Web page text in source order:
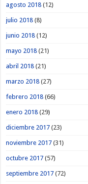
agosto 2018 (12)
julio 2018 (8)
junio 2018 (12)
mayo 2018 (21)
abril 2018 (21)
marzo 2018 (27)
febrero 2018 (66)
enero 2018 (29)
diciembre 2017 (23)
noviembre 2017 (31)
octubre 2017 (57)
septiembre 2017 (72)